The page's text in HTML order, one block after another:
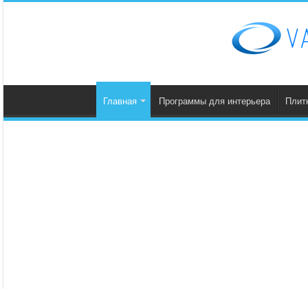
Главная Программы для интерьера